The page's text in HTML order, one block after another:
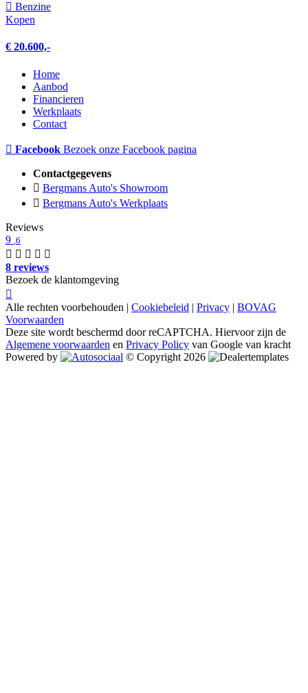
Benzine
Kopen
€ 20.600,-
Home
Aanbod
Financieren
Werkplaats
Contact
Facebook Bezoek onze Facebook pagina
Contactgegevens
Bergmans Auto's Showroom
Bergmans Auto's Werkplaats
Reviews
9 ,6
8 reviews
Bezoek de klantomgeving
Alle rechten voorbehouden | Cookiebeleid | Privacy | BOVAG
Voorwaarden
Deze site wordt beschermd door reCAPTCHA. Hiervoor zijn de
Algemene voorwaarden en Privacy Policy van Google van kracht
Powered by
© Copyright 2026